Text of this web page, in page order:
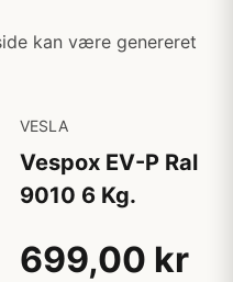
kan være genereret
VESLA
Vespox EV-P Ral
9010 6 Kg.
699,00 kr